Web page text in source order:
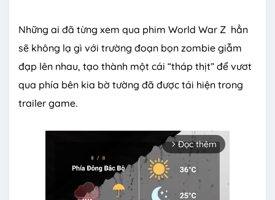
Những ai đã từng xem qua phim World War Z hẳn
sẽ không lạ gì với trường đoạn bọn zombie giẫm
đạp lên nhau, tạo thành một cái “tháp thịt” để vươt
qua phía bên kia bờ tường đã được tái hiện trong
trailer game.
arrow_forward_ios Đọc thêm